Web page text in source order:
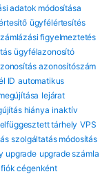
adatok módosítása
ügyfélértesítés
figyelmeztetés
ügyfélazonosító
azonosítószám
ID automatikus
lejárat
hiánya inaktív
tárhely VPS
szolgáltatás módosítás
upgrade upgrade számla
cégenként